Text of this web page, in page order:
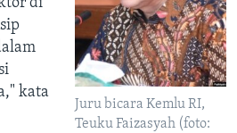
Juru bicara Kemlu RI,
Teuku Faizasyah (foto:
kata